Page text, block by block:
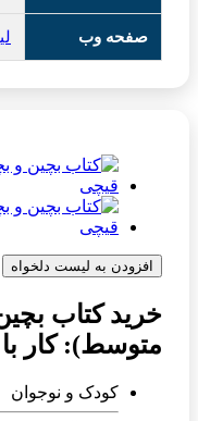
صفحه وب
افزودن به لیست دلخواه
متوسط): کار
کودک و نوجوان